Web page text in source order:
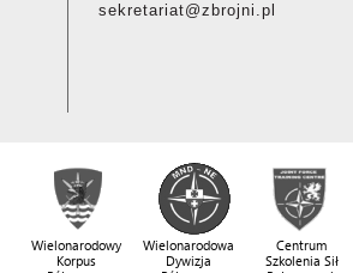
sekretariat@zbrojni.pl
Wielonarodowy
Korpus
Wielonarodowa
Dywizja
Centrum
Szkolenia Sił